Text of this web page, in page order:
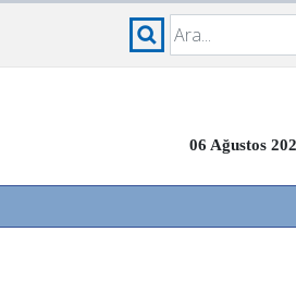
06 Ağustos